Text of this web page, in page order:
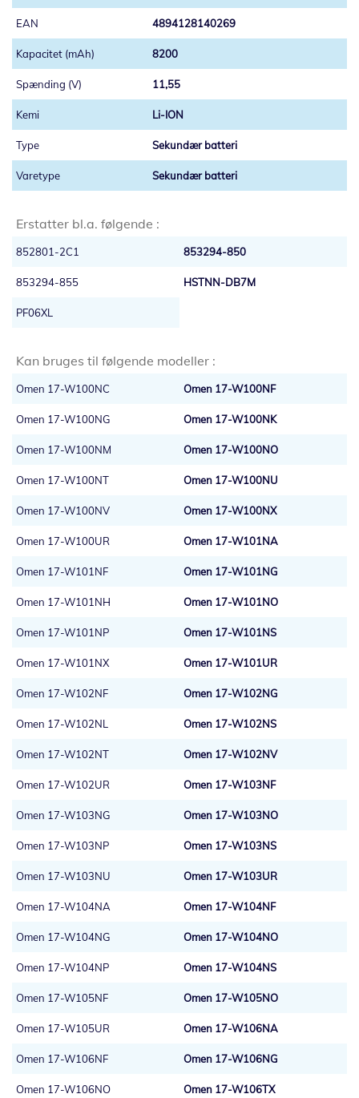
4894128140269
8200
11,55
Li-ION
Sekundær batteri
Sekundær batteri
Erstatter bl.a. følgende :
852801-2C1 853294-850
853294-855 HSTNN-DB7M
PF06XL
Kan bruges til følgende modeller :
Omen 17-W100NC Omen 17-W100NF
Omen 17-W100NG Omen 17-W100NK
Omen 17-W100NM Omen 17-W100NO
Omen 17-W100NT Omen 17-W100NU
Omen 17-W100NV Omen 17-W100NX
Omen 17-W100UR Omen 17-W101NA
Omen 17-W101NF Omen 17-W101NG
Omen 17-W101NH Omen 17-W101NO
Omen 17-W101NP Omen 17-W101NS
Omen 17-W101NX Omen 17-W101UR
Omen 17-W102NF Omen 17-W102NG
Omen 17-W102NL Omen 17-W102NS
Omen 17-W102NT Omen 17-W102NV
Omen 17-W102UR Omen 17-W103NF
Omen 17-W103NG Omen 17-W103NO
Omen 17-W103NP Omen 17-W103NS
Omen 17-W103NU Omen 17-W103UR
Omen 17-W104NA Omen 17-W104NF
Omen 17-W104NG Omen 17-W104NO
Omen 17-W104NP Omen 17-W104NS
Omen 17-W105NF Omen 17-W105NO
Omen 17-W105UR Omen 17-W106NA
Omen 17-W106NF Omen 17-W106NG
Omen 17-W106NO Omen 17-W106TX